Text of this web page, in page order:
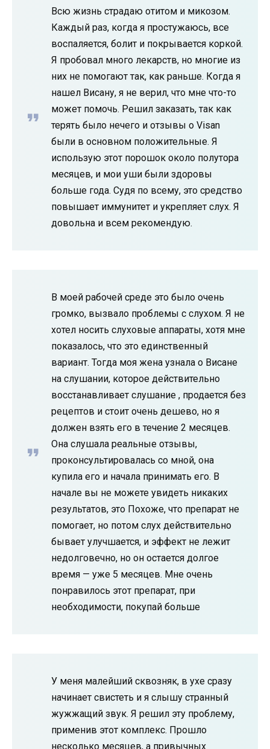
Всю жизнь страдаю отитом и микозом.
Каждый раз, когда я простужаюсь, все
воспаляется, болит и покрывается коркой.
Я пробовал много лекарств, но многие из
них не помогают так, как раньше. Когда я
нашел Висану, я не верил, что мне что-то
может помочь. Решил заказать, так как
терять было нечего и отзывы о Visan
были в основном положительные. Я
использую этот порошок около полутора
месяцев, и мои уши были здоровы
больше года. Судя по всему, это средство
повышает иммунитет и укрепляет слух. Я
довольна и всем рекомендую.
В моей рабочей среде это было очень
громко, вызвало проблемы с слухом. Я не
хотел носить слуховые аппараты, хотя мне
показалось, что это единственный
вариант. Тогда моя жена узнала о Висане
на слушании, которое действительно
восстанавливает слушание , продается без
рецептов и стоит очень дешево, но я
должен взять его в течение 2 месяцев.
Она слушала реальные отзывы,
проконсультировалась со мной, она
купила его и начала принимать его. В
начале вы не можете увидеть никаких
результатов, это Похоже, что препарат не
помогает, но потом слух действительно
бывает улучшается, и эффект не лежит
недолговечно, но он остается долгое
время — уже 5 месяцев. Мне очень
понравилось этот препарат, при
необходимости, покупай больше
У меня малейший сквозняк, в ухе сразу
начинает свистеть и я слышу странный
жужжащий звук. Я решил эту проблему,
применив этот комплекс. Прошло
несколько месяцев, а привычных